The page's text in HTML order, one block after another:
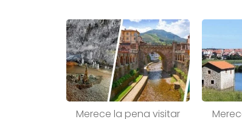
Merece la pena visitar